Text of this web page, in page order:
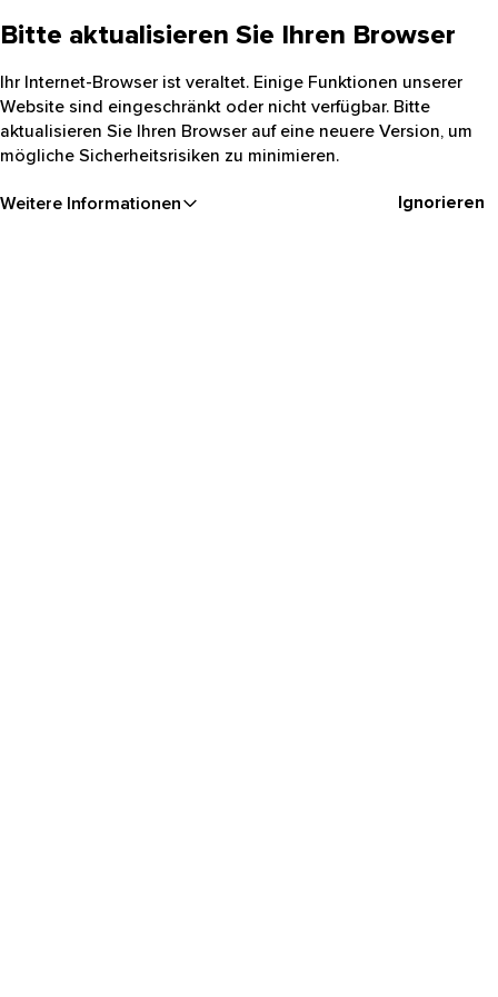
Bitte aktualisieren Sie Ihren Browser
Ihr Internet-Browser ist veraltet. Einige Funktionen unserer
Website sind eingeschränkt oder nicht verfügbar. Bitte
aktualisieren Sie Ihren Browser auf eine neuere Version, um
mögliche Sicherheitsrisiken zu minimieren.
Weitere Informationen Ignorieren